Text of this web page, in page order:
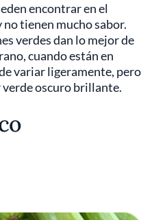
encontrar en el
tienen mucho sabor.
verdes dan lo mejor de
cuando están en
variar ligeramente, pero
verde oscuro brillante.